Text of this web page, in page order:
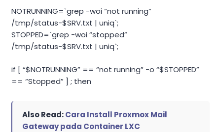
NOTRUNNING=`grep -woi “not running”
/tmp/status-$SRV.txt | uniq`;
STOPPED=`grep -woi “stopped”
/tmp/status-$SRV.txt | uniq`;
if [ “$NOTRUNNING” == “not running” -o “$STOPPED”
== “Stopped” ] ; then
Also Read:Cara Install Proxmox Mail
Gateway pada Container LXC